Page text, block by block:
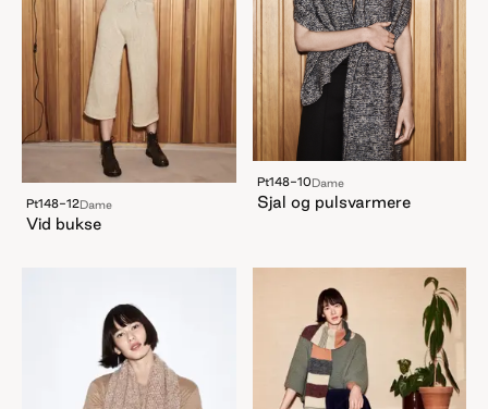
Pt148-12Dame
Vid bukse
Pt148-10Dame
Sjal og pulsvarmere